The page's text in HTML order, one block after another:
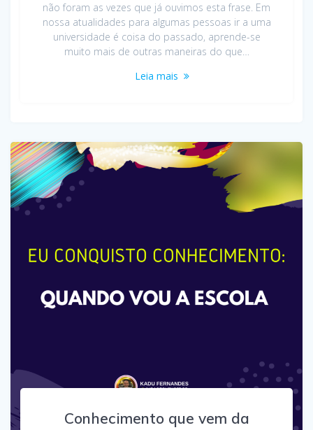
não foram as vezes que já ouvimos esta frase. Em
nossa atualidades para algumas pessoas ir a uma
universidade é coisa do passado, aprende-se
muito mais de outras maneiras do que…
Leia mais
Conhecimento que vem da